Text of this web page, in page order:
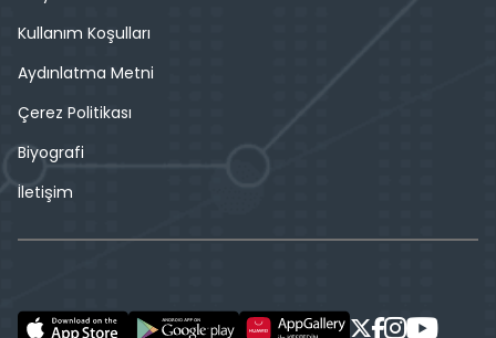
Kullanım Koşulları
Aydınlatma Metni
Çerez Politikası
Biyografi
İletişim